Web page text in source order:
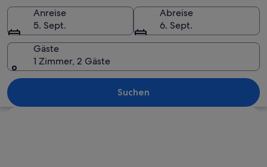
Eine Küstenklippe mit einer
Anreise
5. Sept.
Abreise
6. Sept.
Gäste
1 Zimmer, 2 Gäste
Suchen